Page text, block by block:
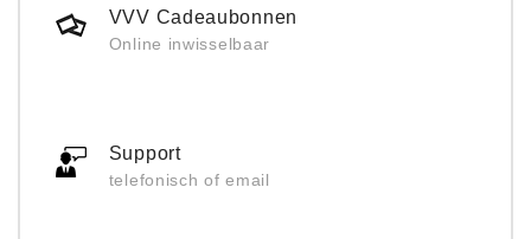
VVV Cadeaubonnen
Online inwisselbaar
Support
telefonisch of email